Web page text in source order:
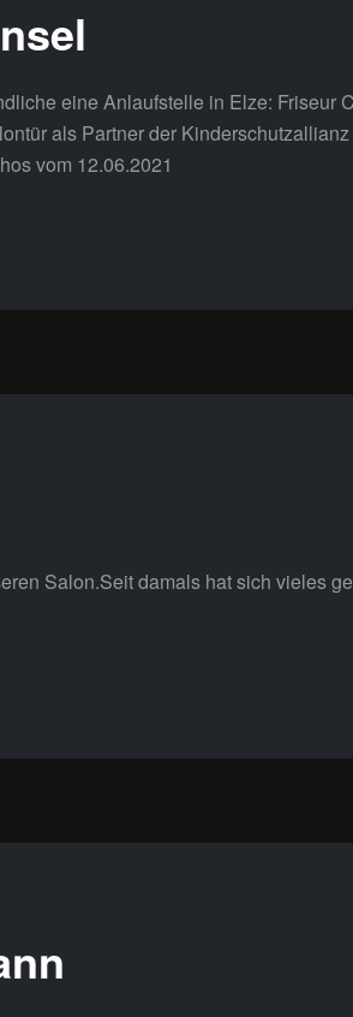
eine Anlaufstelle in Elze: Friseur
als Partner der
vom 12.06.2021
Salon.Seit damals hat sich vieles